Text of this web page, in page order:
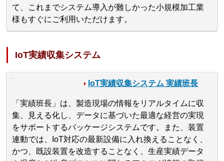
て、これまでシステム導入が難しかった小規模加工業
様もすぐにご利用いただけます。
IoT実績収集システム
IoT実績収集システム 実績班長
「実績班長」は、製造現場の情報をリアルタイムに収
集、見える化し、データに基づいた最適な経営の実現
をサポートするパッケージシステムです。また、装置
連動では、IoT対応の最新設備に入れ換えることなく、
かつ、既設装置を改造することなく、生産実績データ